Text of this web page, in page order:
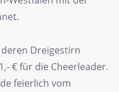
Dreigestirn
€ für die Cheerleader.
feierlich vom